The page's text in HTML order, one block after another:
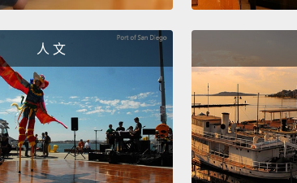
人 文